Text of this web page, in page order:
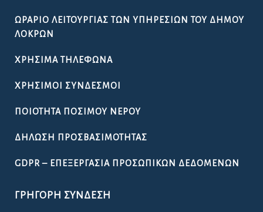
ΩΡΆΡΙΟ ΛΕΙΤΟΥΡΓΊΑΣ ΤΩΝ ΥΠΗΡΕΣΙΏΝ ΤΟΥ ΔΉΜΟΥ
ΛΟΚΡΏΝ
ΧΡΉΣΙΜΑ ΤΗΛΈΦΩΝΑ
ΧΡΉΣΙΜΟΙ ΣΎΝΔΕΣΜΟΙ
ΠΟΙΌΤΗΤΑ ΠΌΣΙΜΟΥ ΝΕΡΟΎ
ΔΉΛΩΣΗ ΠΡΟΣΒΑΣΙΜΌΤΗΤΑΣ
GDPR – ΕΠΕΞΕΡΓΑΣΙΑ ΠΡΟΣΩΠΙΚΩΝ ΔΕΔΟΜΕΝΩΝ
ΓΡΉΓΟΡΗ ΣΎΝΔΕΣΗ